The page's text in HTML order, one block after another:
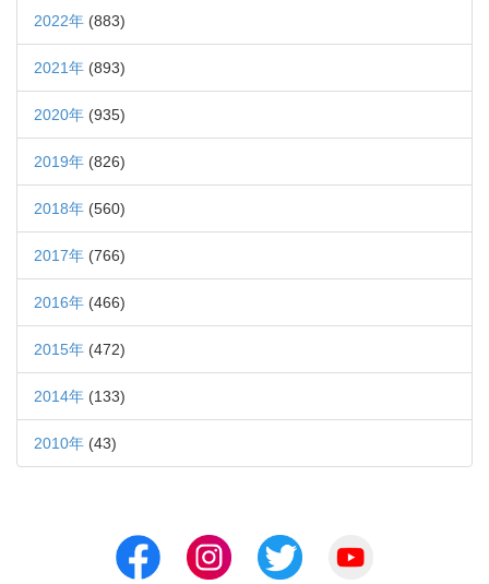
2022年 (883)
2021年 (893)
2020年 (935)
2019年 (826)
2018年 (560)
2017年 (766)
2016年 (466)
2015年 (472)
2014年 (133)
2010年 (43)